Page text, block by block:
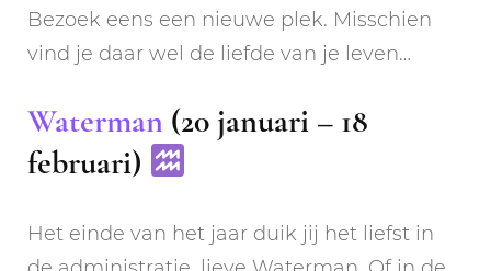
Bezoek eens een nieuwe plek. Misschien
vind je daar wel de liefde van je leven…
Waterman (20 januari – 18
februari)
Het einde van het jaar duik jij het liefst in